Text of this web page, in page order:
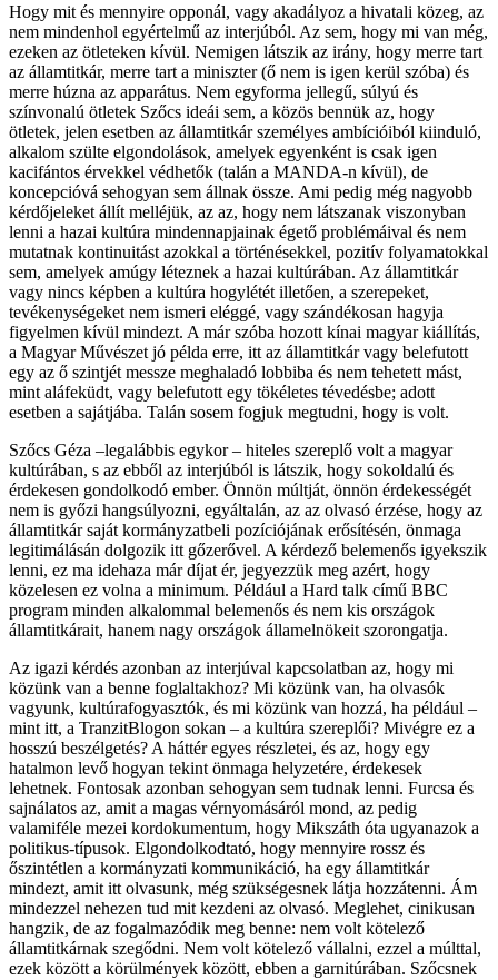
Hogy mit és mennyire opponál, vagy akadályoz a hivatali közeg, az
nem mindenhol egyértelmű az interjúból. Az sem, hogy mi van még,
ezeken az ötleteken kívül. Nemigen látszik az irány, hogy merre tart
az államtitkár, merre tart a miniszter (ő nem is igen kerül szóba) és
merre húzna az apparátus. Nem egyforma jellegű, súlyú és
színvonalú ötletek Szőcs ideái sem, a közös bennük az, hogy
ötletek, jelen esetben az államtitkár személyes ambícióiból kiinduló,
alkalom szülte elgondolások, amelyek egyenként is csak igen
kacifántos érvekkel védhetők (talán a MANDA-n kívül), de
koncepcióvá sehogyan sem állnak össze. Ami pedig még nagyobb
kérdőjeleket állít melléjük, az az, hogy nem látszanak viszonyban
lenni a hazai kultúra mindennapjainak égető problémáival és nem
mutatnak kontinuitást azokkal a történésekkel, pozitív folyamatokkal
sem, amelyek amúgy léteznek a hazai kultúrában. Az államtitkár
vagy nincs képben a kultúra hogylétét illetően, a szerepeket,
tevékenységeket nem ismeri eléggé, vagy szándékosan hagyja
figyelmen kívül mindezt. A már szóba hozott kínai magyar kiállítás,
a Magyar Művészet jó példa erre, itt az államtitkár vagy belefutott
egy az ő szintjét messze meghaladó lobbiba és nem tehetett mást,
mint aláfeküdt, vagy belefutott egy tökéletes tévedésbe; adott
esetben a sajátjába. Talán sosem fogjuk megtudni, hogy is volt.
Szőcs Géza –legalábbis egykor – hiteles szereplő volt a magyar
kultúrában, s az ebből az interjúból is látszik, hogy sokoldalú és
érdekesen gondolkodó ember. Önnön múltját, önnön érdekességét
nem is győzi hangsúlyozni, egyáltalán, az az olvasó érzése, hogy az
államtitkár saját kormányzatbeli pozíciójának erősítésén, önmaga
legitimálásán dolgozik itt gőzerővel. A kérdező belemenős igyekszik
lenni, ez ma idehaza már díjat ér, jegyezzük meg azért, hogy
közelesen ez volna a minimum. Például a Hard talk című BBC
program minden alkalommal belemenős és nem kis országok
államtitkárait, hanem nagy országok államelnökeit szorongatja.
Az igazi kérdés azonban az interjúval kapcsolatban az, hogy mi
közünk van a benne foglaltakhoz? Mi közünk van, ha olvasók
vagyunk, kultúrafogyasztók, és mi közünk van hozzá, ha például –
mint itt, a TranzitBlogon sokan – a kultúra szereplői? Mivégre ez a
hosszú beszélgetés? A háttér egyes részletei, és az, hogy egy
hatalmon levő hogyan tekint önmaga helyzetére, érdekesek
lehetnek. Fontosak azonban sehogyan sem tudnak lenni. Furcsa és
sajnálatos az, amit a magas vérnyomásáról mond, az pedig
valamiféle mezei kordokumentum, hogy Mikszáth óta ugyanazok a
politikus-típusok. Elgondolkodtató, hogy mennyire rossz és
őszintétlen a kormányzati kommunikáció, ha egy államtitkár
mindezt, amit itt olvasunk, még szükségesnek látja hozzátenni. Ám
mindezzel nehezen tud mit kezdeni az olvasó. Meglehet, cinikusan
hangzik, de az fogalmazódik meg benne: nem volt kötelező
államtitkárnak szegődni. Nem volt kötelező vállalni, ezzel a múlttal,
ezek között a körülmények között, ebben a garnitúrában. Szőcsnek